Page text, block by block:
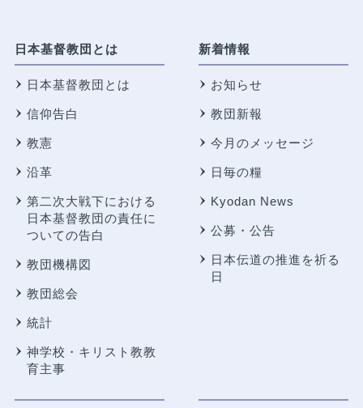
日本基督教団とは
日本基督教団とは
信仰告白
教憲
沿革
第二次大戦下における
日本基督教団の責任に
ついての告白
教団機構図
教団総会
統計
神学校・キリスト教教
育主事
新着情報
お知らせ
教団新報
今月のメッセージ
日毎の糧
Kyodan News
公募・公告
日本伝道の推進を祈る
日